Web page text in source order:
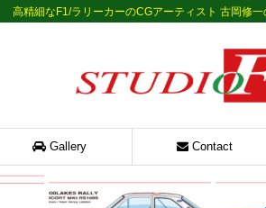
高精細なF1/ラリーカーのCGアーティスト 古岡修
Gallery Contact